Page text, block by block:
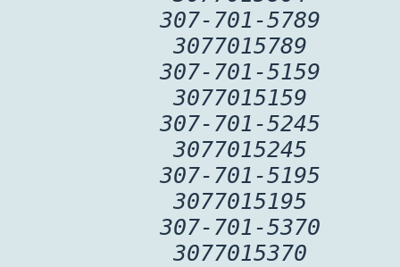
307-701-5789
3077015789
307-701-5159
3077015159
307-701-5245
3077015245
307-701-5195
3077015195
307-701-5370
3077015370